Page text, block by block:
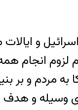
و
لزوم انجام
به مردم و بر
و